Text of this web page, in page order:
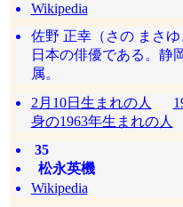
Wikipedia
佐野 正幸（さの まさゆ
日本の俳優である。静
属。
2月10日生まれの人
身の1963年生まれの人
35
松永英機
Wikipedia